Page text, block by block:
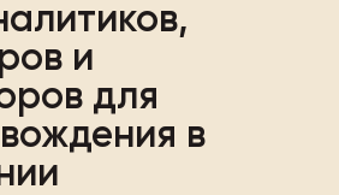
и
для
в